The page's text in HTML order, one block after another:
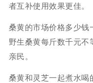
者互补使用效果更佳。
桑黄的市场价格多少钱
野生桑黄每斤数千元不
亲民。
桑黄和灵芝一起煮水喝